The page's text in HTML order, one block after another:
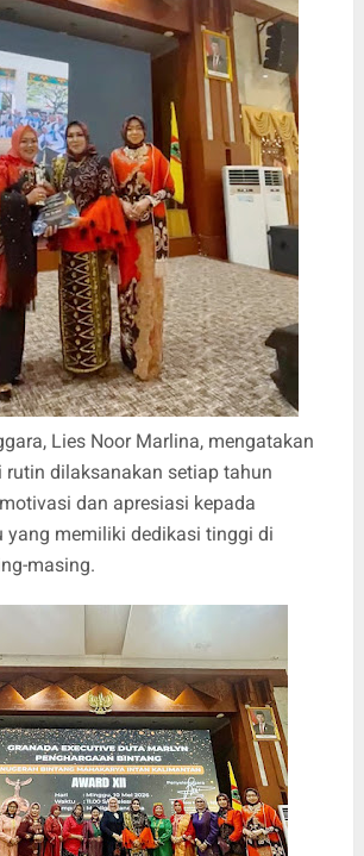
Lies Noor Marlina, mengatakan
rutin dilaksanakan setiap tahun
dan apresiasi kepada
yang memiliki dedikasi tinggi di
masing.